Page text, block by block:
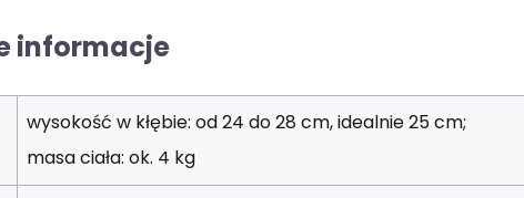
informacje
wysokość w kłębie: od 24 do 28 cm, idealnie 25 cm;
masa ciała: ok. 4 kg